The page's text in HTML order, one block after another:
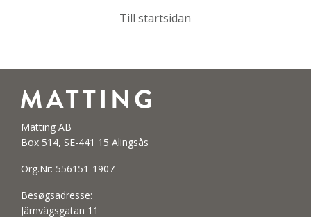
Till startsidan
Matting AB
Box 514, SE-441 15 Alingsås
Org.Nr: 556151-1907
Besøgsadresse:
Järnvägsgatan 11